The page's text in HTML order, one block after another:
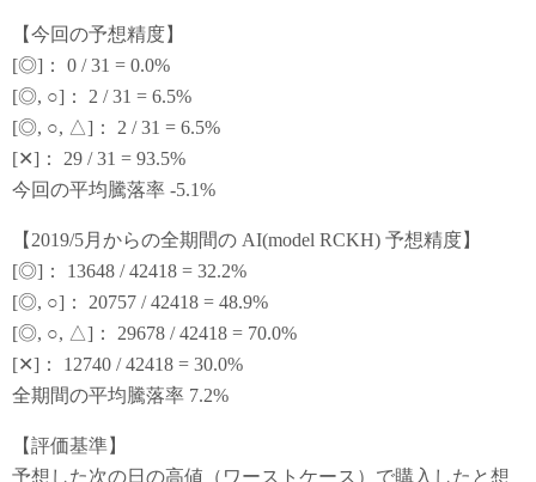
【今回の予想精度】
[◎]： 0 / 31 = 0.0%
[◎, ○]： 2 / 31 = 6.5%
[◎, ○, △]： 2 / 31 = 6.5%
[✕]： 29 / 31 = 93.5%
今回の平均騰落率 -5.1%
【2019/5月からの全期間の AI(model RCKH) 予想精度】
[◎]： 13648 / 42418 = 32.2%
[◎, ○]： 20757 / 42418 = 48.9%
[◎, ○, △]： 29678 / 42418 = 70.0%
[✕]： 12740 / 42418 = 30.0%
全期間の平均騰落率 7.2%
【評価基準】
予想した次の日の高値（ワーストケース）で購入したと想